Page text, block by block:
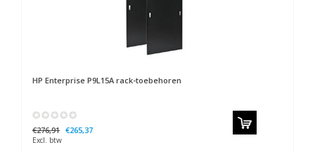
HP Enterprise P9L15A rack-toebehoren
€276,91 €265,37
Excl. btw